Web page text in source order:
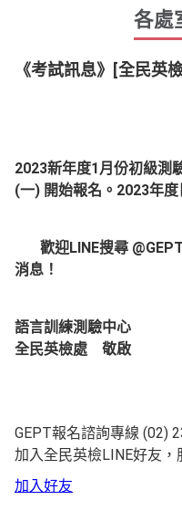
各處
《考試訊息》[全民英
2023新年度1月份初級測
(一) 開始報名。2023年度
歡迎LINE搜尋 @GEPT
消息！
語言訓練測驗中心
全民英檢處 敬啟
GEPT報名諮詢專線 (02)
加入全民英檢LINE好友，
加入好友